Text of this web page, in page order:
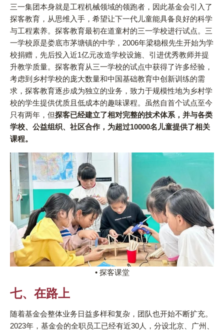
三一集团本身就是工程机械领域的领跑者，因此基金会引入了
探客教育，从思维入手，希望让下一代儿童能具备良好的科学
与工程素养。探客教育最初在道童村的三一学校进行试点。三
一学校原是娄底市茅塘镇的中学，2006年梁稳根先生开始为学
校捐赠，先后投入近1亿元改造学校设施、引进优秀教师并提
升教学质量。探客教育从三一学校的试点中获得了许多经验，
考虑到乡村学校的庞大数量和中国基础教育中创新训练的需
求，探客教育逐步成为独立的业务，致力于规模性地为乡村学
校的学生提供优质且低成本的趣味课程。虽然自首个试点至今
只有两年，但探客已经建立了相对完整的技术体系，并与各类
学校、公益组织、社区合作，为超过10000名儿童提供了相关
课程。
• 探客课堂
七、在路上
随着基金会整体业务日益多样和复杂，团队也开始不断扩充。
2023年，基金会的全职员工已经有近30人，分设北京、广州、